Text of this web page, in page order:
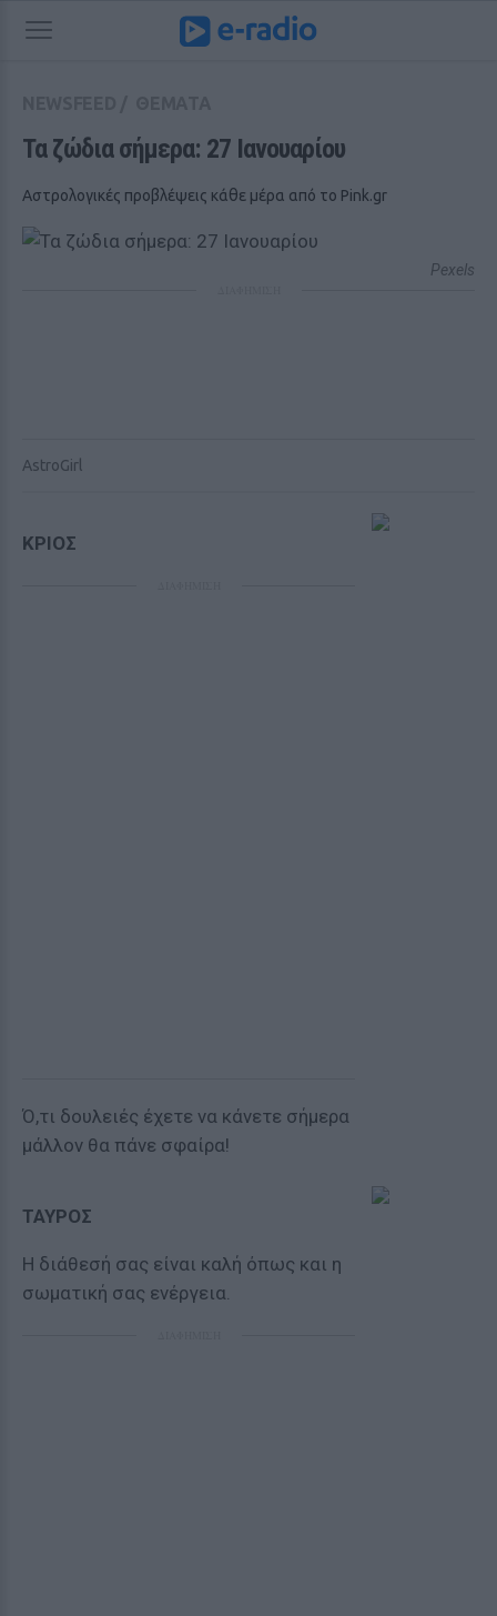
Τα ζώδια σήμερα: 27 Ιανουαρίου
Αστρολογικές προβλέψεις κάθε μέρα από το Pink.gr
Pexels
AstroGirl
ΚΡΙΟΣ
Ό,τι δουλειές έχετε να κάνετε σήμερα
μάλλον θα πάνε σφαίρα!
ΤΑΥΡΟΣ
Η διάθεσή σας είναι καλή όπως και η
σωματική σας ενέργεια.